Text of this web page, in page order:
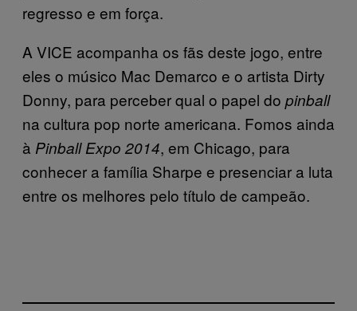
regresso e em força.
A VICE acompanha os fãs deste jogo, entre
eles o músico Mac Demarco e o artista Dirty
Donny, para perceber qual o papel do pinball
na cultura pop norte americana. Fomos ainda
à Pinball Expo 2014, em Chicago, para
conhecer a família Sharpe e presenciar a luta
entre os melhores pelo título de campeão.